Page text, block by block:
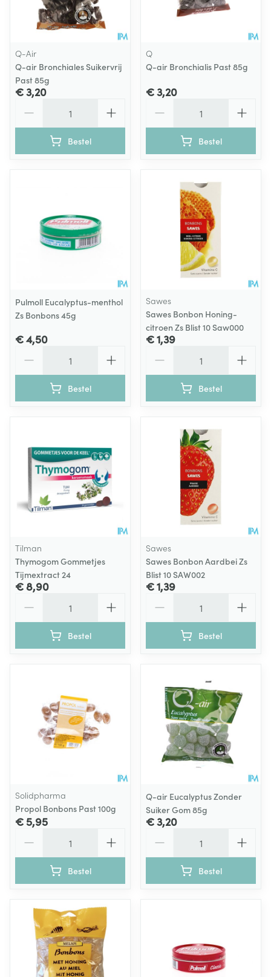
Q-Air
Q-air Bronchiales Suikervrij
Past 85g
€ 3,20
Bestel
Q
Q-air Bronchialis Past 85g
€ 3,20
Bestel
Pulmoll Eucalyptus-menthol
Zs Bonbons 45g
€ 4,50
Bestel
Sawes
Sawes Bonbon Honing-
citroen Zs Blist 10 Saw000
€ 1,39
Bestel
Tilman
Thymogom Gommetjes
Tijmextract 24
€ 8,90
Bestel
Sawes
Sawes Bonbon Aardbei Zs
Blist 10 SAW002
€ 1,39
Bestel
Solidpharma
Propol Bonbons Past 100g
€ 5,95
Bestel
Q-air Eucalyptus Zonder
Suiker Gom 85g
€ 3,20
Bestel